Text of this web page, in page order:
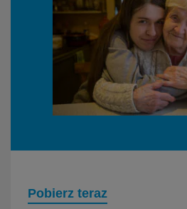
Pobierz teraz